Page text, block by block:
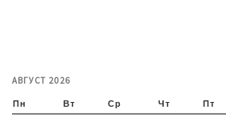
АВГУСТ 2026
Пн Вт Ср Чт Пт